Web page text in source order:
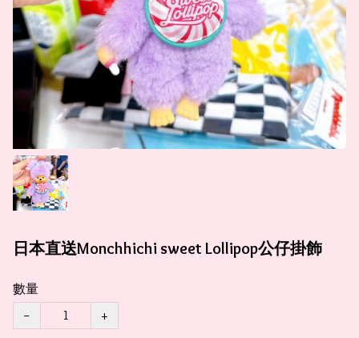
日本直送Monchhichi sweet Lollipop公仔掛飾
數量
−
+